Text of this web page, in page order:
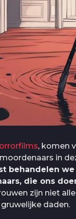
, komen
in
behandelen
die ons
zijn niet
daden.